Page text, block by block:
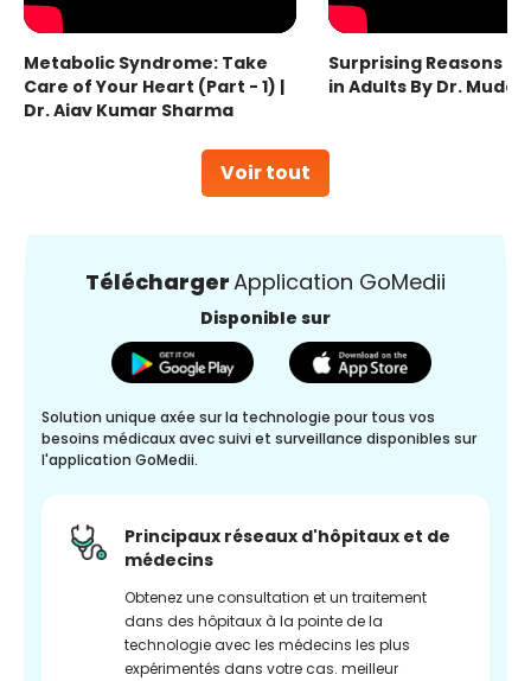
Voir tout
Metabolic Syndrome: Take
Care of Your Heart (Part - 1) |
Dr. Ajay Kumar Sharma
Surprising Reasons
in Adults By Dr.
TéléchargerApplication GoMedii
Disponible sur
Solution unique axée sur la technologie pour tous vos
besoins médicaux avec suivi et surveillance disponibles sur
l'application GoMedii.
Principaux réseaux d'hôpitaux et de
médecins
Obtenez une consultation et un traitement
dans des hôpitaux à la pointe de la
technologie avec les médecins les plus
expérimentés dans votre cas. meilleur